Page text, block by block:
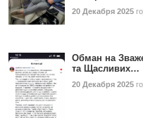
20 Декабря 2025
Обман на
та Щасливих…
20 Декабря 2025